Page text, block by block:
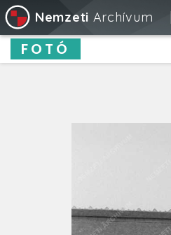
Nemzeti Archívum
FOTÓ